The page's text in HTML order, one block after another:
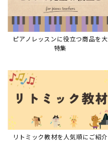
ピアノレッスンに役立つ商品を大
特集
リトミック教材を人気順にご紹介